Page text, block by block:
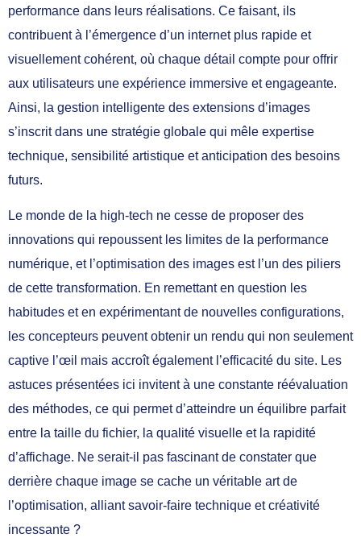
performance dans leurs réalisations. Ce faisant, ils
contribuent à l’émergence d’un internet plus rapide et
visuellement cohérent, où chaque détail compte pour offrir
aux utilisateurs une expérience immersive et engageante.
Ainsi, la gestion intelligente des extensions d’images
s’inscrit dans une stratégie globale qui mêle expertise
technique, sensibilité artistique et anticipation des besoins
futurs.
Le monde de la high-tech ne cesse de proposer des
innovations qui repoussent les limites de la performance
numérique, et l’optimisation des images est l’un des piliers
de cette transformation. En remettant en question les
habitudes et en expérimentant de nouvelles configurations,
les concepteurs peuvent obtenir un rendu qui non seulement
captive l’œil mais accroît également l’efficacité du site. Les
astuces présentées ici invitent à une constante réévaluation
des méthodes, ce qui permet d’atteindre un équilibre parfait
entre la taille du fichier, la qualité visuelle et la rapidité
d’affichage. Ne serait-il pas fascinant de constater que
derrière chaque image se cache un véritable art de
l’optimisation, alliant savoir-faire technique et créativité
incessante ?